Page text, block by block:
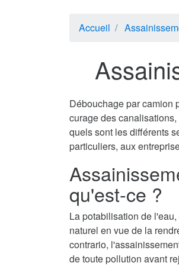
Accueil
Débouchage par camion
curage des
quels sont les différents
particuliers, aux
qu'est-ce ?
La potabilisation de
naturel en vue de la
contrario,
de toute pollution avant